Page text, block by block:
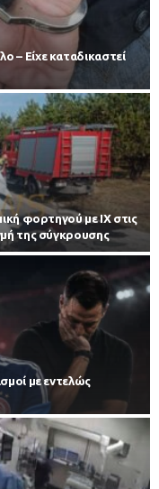
– Είχε καταδικαστεί
φορτηγού με ΙΧ στις
της σύγκρουσης
με εντελώς